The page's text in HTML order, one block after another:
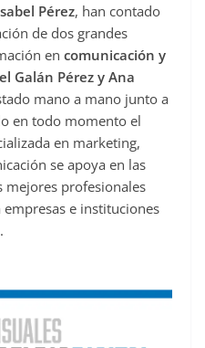
Pérez, han contado
de dos grandes
en comunicación y
Galán Pérez y Ana
mano a mano junto a
en todo momento el
en marketing,
se apoya en las
mejores profesionales
e instituciones